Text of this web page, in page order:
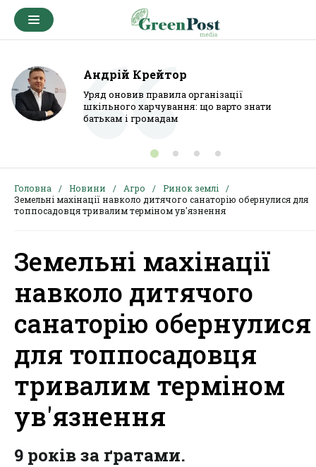
Андрій Крейтор
Уряд оновив правила організації
шкільного харчування: що варто знати
батькам і громадам
Головна Новини Агро
Ринок землі
Земельні махінації навколо дитячого санаторію обернулися для
топпосадовця тривалим терміном ув'язнення
Земельні махінації
навколо дитячого
санаторію обернулися
для топпосадовця
тривалим терміном
ув'язнення
9 років за ґратами.